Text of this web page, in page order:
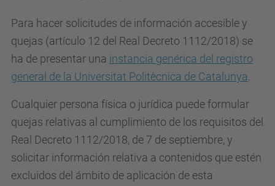
Para hacer solicitudes de información accesible y
quejas (artículo 12 del Real Decreto 1112/2018) se
ha de presentar una instancia genérica del registro
general de la Universitat Politècnica de Catalunya
Cualquier persona física o jurídica puede formular
quejas relativas al cumplimiento de los requisitos del
Real Decreto 1112/2018, de 7 de septiembre, y
solicitar información relativa a contenidos que estén
excluidos del ámbito de aplicación de esta